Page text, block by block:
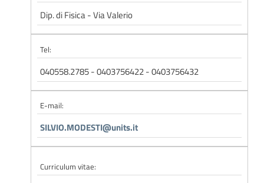
Dip. di Fisica - Via Valerio
Tel:
040558.2785 - 0403756422 - 0403756432
E-mail:
SILVIO.MODESTI@units.it
Curriculum vitae: